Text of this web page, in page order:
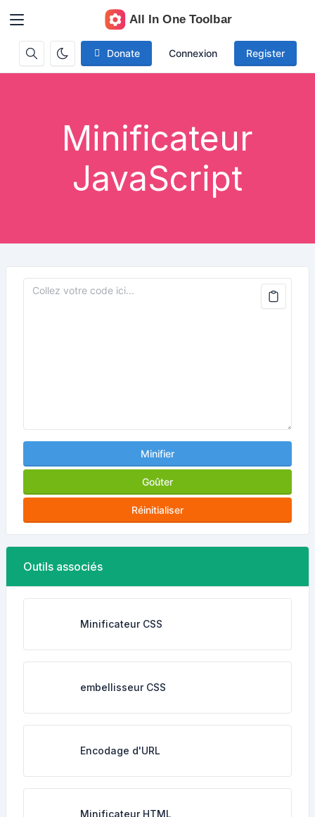
Donate Connexion Register
Minificateur
JavaScript
Minifier
Goûter
Réinitialiser
Outils associés
Minificateur CSS
embellisseur CSS
Encodage d'URL
Minificateur HTML